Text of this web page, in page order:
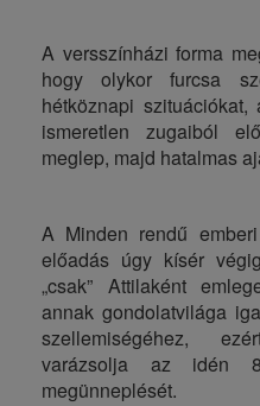
A versszínházi forma
hogy olykor furcsa
hétköznapi
ismeretlen zugaiból
meglep, majd hatalmas
A Minden rendű
előadás úgy kísér
„csak” Attilaként
annak gondolatvilága
szellemiségéhez,
varázsolja az idén
megünneplését.